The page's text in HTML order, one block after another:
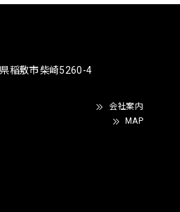
稲敷市柴崎5260-4
会社案内
MAP